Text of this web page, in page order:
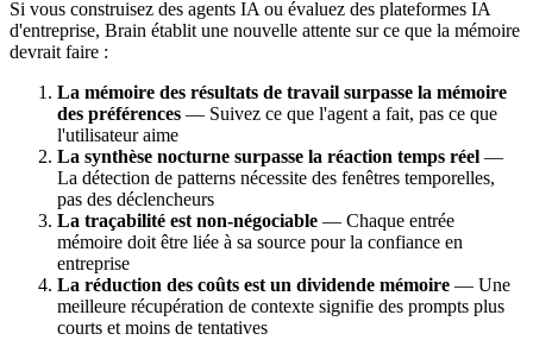
Si vous construisez des agents IA ou évaluez des plateformes IA
d'entreprise, Brain établit une nouvelle attente sur ce que la mémoire
devrait faire :
La mémoire des résultats de travail surpasse la mémoire
des préférences — Suivez ce que l'agent a fait, pas ce que
l'utilisateur aime
La synthèse nocturne surpasse la réaction temps réel —
La détection de patterns nécessite des fenêtres temporelles,
pas des déclencheurs
La traçabilité est non-négociable — Chaque entrée
mémoire doit être liée à sa source pour la confiance en
entreprise
La réduction des coûts est un dividende mémoire — Une
meilleure récupération de contexte signifie des prompts plus
courts et moins de tentatives